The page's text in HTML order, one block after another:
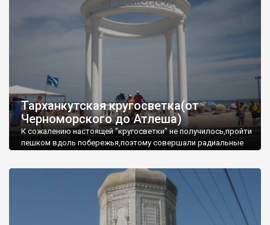
Тарханкутская кругосветка(от
Черноморского до Атлеша)
К сожалению настоящей "кругосветки" не получилось,пройти
пешком вдоль побережья,поэтому совершали радиальные